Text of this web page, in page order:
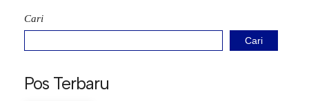
Cari
Cari
Pos Terbaru